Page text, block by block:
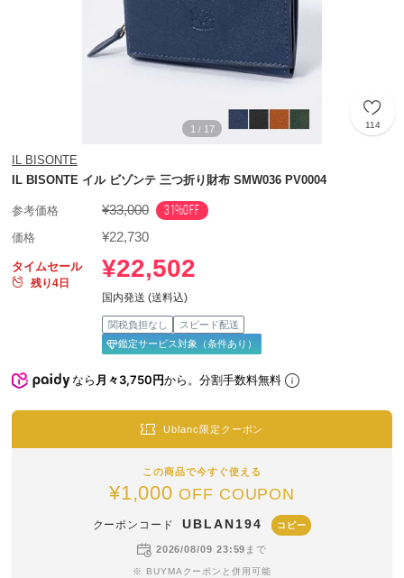
1 / 17 114
IL BISONTE
IL BISONTE イル ビゾンテ 三つ折り財布 SMW036 PV0004
参考価格 ¥33,000 31%OFF
価格 ¥22,730
タイムセール
残り4日
¥22,502
国内発送 (送料込)
関税負担なし
スピード配送
鑑定サービス対象（条件あり）
なら月々3,750円から。分割手数料無料
Ublanc限定クーポン
この商品で今すぐ使える
¥1,000 OFF COUPON
クーポンコード UBLAN194 コピー
2026/08/09 23:59 まで
※ BUYMAクーポンと併用可能